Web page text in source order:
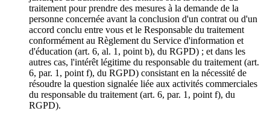
traitement pour prendre des mesures à la demande de la
personne concernée avant la conclusion d'un contrat ou d'un
accord conclu entre vous et le Responsable du traitement
conformément au Règlement du Service d'information et
d'éducation (art. 6, al. 1, point b), du RGPD) ; et dans les
autres cas, l'intérêt légitime du responsable du traitement (art.
6, par. 1, point f), du RGPD) consistant en la nécessité de
résoudre la question signalée liée aux activités commerciales
du responsable du traitement (art. 6, par. 1, point f), du
RGPD).